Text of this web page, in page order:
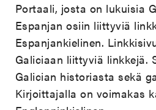
Portaali, josta on lukuisia
Espanjan osiin liittyviä
Espanjankielinen.
Galiciaan liittyviä linkkejä.
Galician historiasta sekä
Kirjoittajalla on voimakas